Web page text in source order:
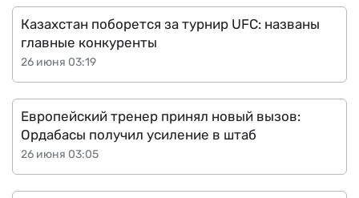
26 июня 03:19
Казахстан поборется за турнир UFC: названы
главные конкуренты
26 июня 03:05
Европейский тренер принял новый вызов:
Ордабасы получил усиление в штаб